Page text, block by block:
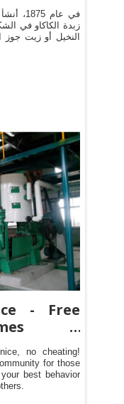
في عام
زبدة الكاكاو في
النخيل أو زيت جوز
- Free
–
no cheating!
for those
best behavior